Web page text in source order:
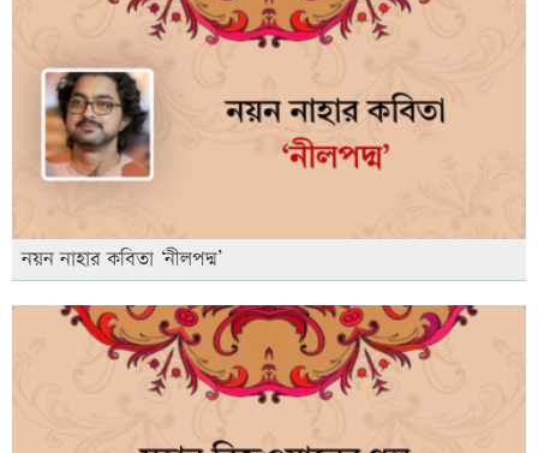
নয়ন নাহার কবিতা ‘নীলপদ্ম’